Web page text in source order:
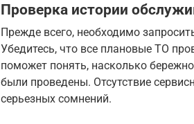
Проверка истории
Прежде всего, необходимо
Убедитесь, что все плановые ТО
поможет понять, насколько
были проведены. Отсутствие
серьезных сомнений.